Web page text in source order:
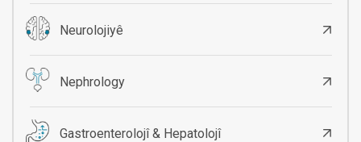
Neurolojiyê
Nephrology
Gastroenterolojî & Hepatolojî